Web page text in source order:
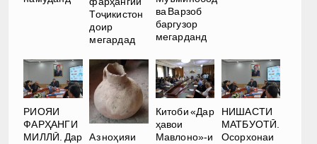
Тоҷикистон
доир
мегардад
ва Варзоб
баргузор
мегарданд
РИОЯИ
ФАРҲАНГИ
МИЛЛӢ. Дар
Аз ноҳияи
Китоби «Дар
ҳавои
Мавлоно»-и
НИШАСТИ
МАТБУОТӢ.
Осорхонаи